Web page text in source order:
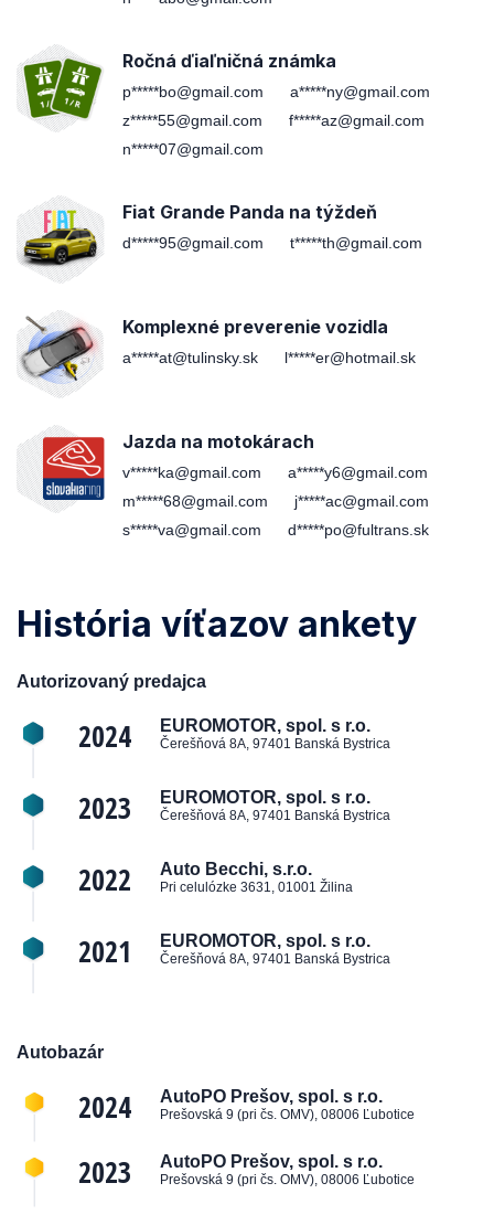
Ročná ďiaľničná známka
p*****bo@gmail.com
a*****ny@gmail.com
z*****55@gmail.com
f*****az@gmail.com
n*****07@gmail.com
Fiat Grande Panda na týždeň
d*****95@gmail.com t*****th@gmail.com
Komplexné preverenie vozidla
a*****at@tulinsky.sk l*****er@hotmail.sk
Jazda na motokárach
v*****ka@gmail.com
a*****y6@gmail.com
m*****68@gmail.com
j*****ac@gmail.com
s*****va@gmail.com
d*****po@fultrans.sk
História víťazov ankety
Autorizovaný predajca
2024 EUROMOTOR, spol. s r.o.
Čerešňová 8A, 97401 Banská Bystrica
2023 EUROMOTOR, spol. s r.o.
Čerešňová 8A, 97401 Banská Bystrica
2022 Auto Becchi, s.r.o.
Pri celulózke 3631, 01001 Žilina
2021 EUROMOTOR, spol. s r.o.
Čerešňová 8A, 97401 Banská Bystrica
Autobazár
2024 AutoPO Prešov, spol. s r.o.
Prešovská 9 (pri čs. OMV), 08006 Ľubotice
2023 AutoPO Prešov, spol. s r.o.
Prešovská 9 (pri čs. OMV), 08006 Ľubotice